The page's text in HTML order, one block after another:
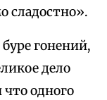
сладостно».
гонений,
дело
одного